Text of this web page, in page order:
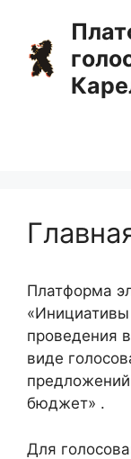
содержимому
Платформа
проведения
виде
бюджет» .
Для